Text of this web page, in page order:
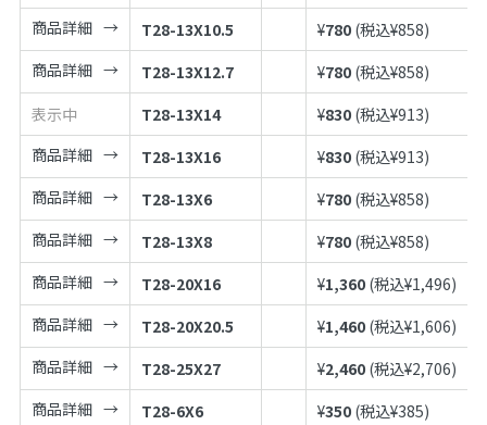
商品詳細
T28-13X10.5 ¥780 (税込¥858)
商品詳細
T28-13X12.7 ¥780 (税込¥858)
表示中
T28-13X14 ¥830 (税込¥913)
商品詳細
T28-13X16 ¥830 (税込¥913)
商品詳細
T28-13X6 ¥780 (税込¥858)
商品詳細
T28-13X8 ¥780 (税込¥858)
商品詳細
T28-20X16 ¥1,360 (税込¥1,496)
商品詳細
T28-20X20.5 ¥1,460 (税込¥1,606)
商品詳細
T28-25X27 ¥2,460 (税込¥2,706)
商品詳細
T28-6X6 ¥350 (税込¥385)